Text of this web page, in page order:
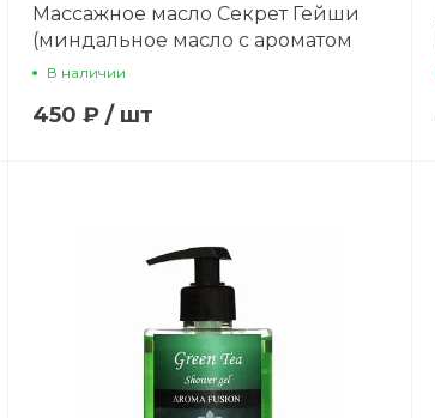
Массажное масло Секрет Гейши
(миндальное масло с ароматом
белых цветов) 100 мл
В наличии
450 ₽/ шт